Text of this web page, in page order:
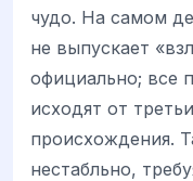
чудо. На самом
не выпускает
официально; все
исходят от
происхождения.
нестабльно,